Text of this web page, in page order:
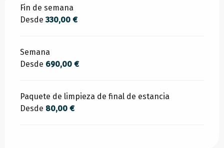
Tarifas 2026
Fin de semana
Desde330,00 €
Semana
Desde 690,00 €
Paquete de limpieza de final de estancia
Desde 80,00 €